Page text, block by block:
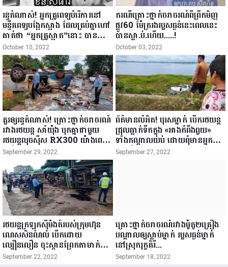
រន្ធត់ណាស់​! អ្នកគ្រូពេទ្យបំរេីការនៅ
មន្ទីរពេទ្យបង្អែកស្អាង ដែលគ្រប់គ្នាហៅ
គាត់ថា “អ្នកគ្រូស្អាត”នោះ បានស្លាប់
បាត់ភ្លាមៗ ខណៈពេលជិះម៉ូតូធំ
ZOOMER-X ត្រូវគ្រឿងចក្រ
អាបុលឈូសដីធុនធំ ប៉ះដៃចង្កូតដួ.ល
ចូលក្រោមកង់អាបុលកិ.នស្លា.ប់...
October 10, 2022
ករណីគ្រោះថ្នាក់ចរាចរណ៍ពីព្រឹកមិញ
ផ្លូវ60 ម៉ែត្ររងរបួសធ្ងន់នេះពេលនេះ
បានស្លា.ប់.ហើយ.....!
October 03, 2022
គួរឲ្យរន្ធត់ណាស់! គ្រោះថ្នាក់ចរាចរណ៍
រវាងរថយន្ត សាំយ៉ុង បុកគ្នាជាមួយ
រថយន្តលុចសុីស RX300 យ៉ាងពេញ
ទំហឹង...
September 29, 2022
ព័ត៌មានលំអិត! បុរសម្នាក់ បើករថយន្ត
ជ្រុលធ្លាក់ទឹកក្នុង «អាងកំពីងពួយ»
ទាំងកណ្ដាលយប់ ដោយពុំមានអ្នកណា
ម្នាក់ដឹង បណ្ដាលឲ្យស្លាប់ ក្នុងរថយន្ត
September 27, 2022
រថយន្តក្រឡុកស៊ីម៉ងត៍របស់ក្រុមហ៊ុន
ណេសសិនណល់ បើកដោយ
ល្បឿនលឿន ចុះស្ពានព្រែកតាមាក់
ចាប់ហ្វ្រាំងមិនជាប់ បណ្ដាលអោយ
September 22, 2022
គ្រោះថ្នាក់​ចរាចរណ៍​រវាង​ម៉ូតូ​២​គ្រឿង​
បណ្តាល​ឲ្យ​ស្លាប់​ម្នាក់​ របួសធ្ងន់​ម្នាក់​
នៅ​ស្រុក​រុក្ខ​គិរី​...
September 18, 2022